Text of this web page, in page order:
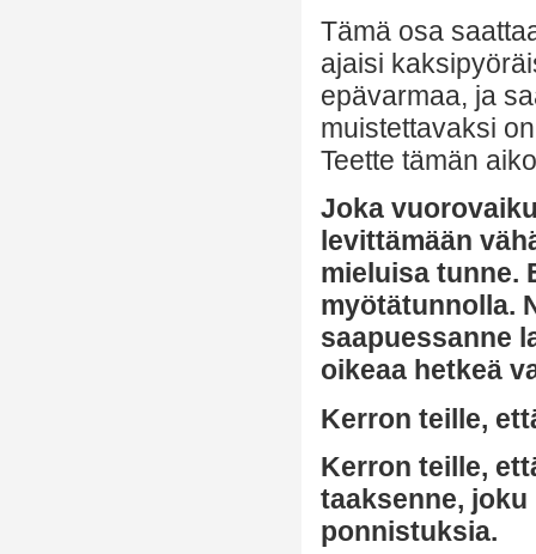
Tämä osa
ajaisi
epävarmaa, ja
muistettavaksi
Teette tämän
Joka
levittämään
mieluisa tunne.
myötätunnolla.
saapuessanne
oikeaa hetkeä
Kerron teille,
Kerron teille,
taaksenne,
ponnistuksia.